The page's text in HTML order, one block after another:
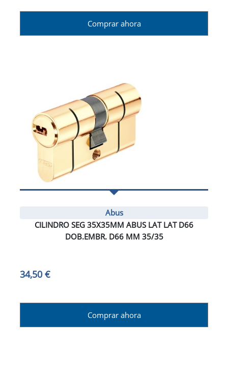
Comprar ahora
Abus
CILINDRO SEG 35X35MM ABUS LAT LAT D66
DOB.EMBR. D66 MM 35/35
34,50 €
Comprar ahora